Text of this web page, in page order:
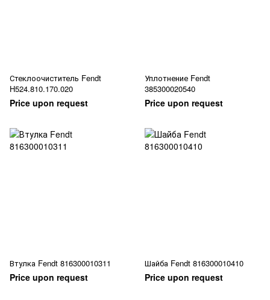
Стеклоочиститель Fendt
H524.810.170.020
Price upon request
Уплотнение Fendt
385300020540
Price upon request
Втулка Fendt 816300010311
Price upon request
Шайба Fendt 816300010410
Price upon request